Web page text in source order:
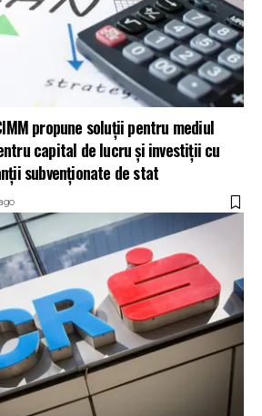
propune soluții pentru mediul
capital de lucru și investiții cu
subvenționate de stat